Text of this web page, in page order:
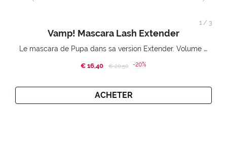
Vamp! Mascara Lash Extender
Le mascara de Pupa dans sa version Extender. Volume extension 3D. Des cils amplifiés et liftés à l’infini.
€ 16,40 Price reduced from
€ 20,50to-20%
ACHETER
1/ 3